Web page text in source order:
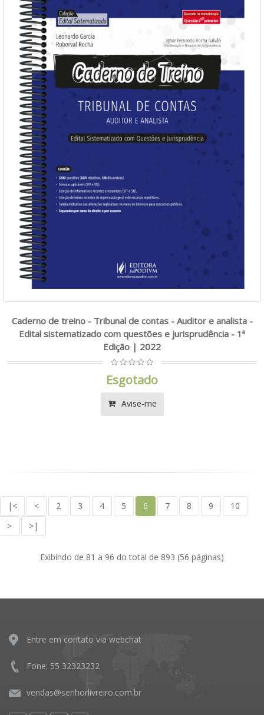
Caderno de treino - Tribunal de contas - Auditor e analista -
Edital sistematizado com questões e jurisprudência - 1ª
Edição | 2022
Esgotado
Avise-me
|< < 2 3 4 5 6 7 8 9
10
>
>|
Exibindo de 81 a 96 do total de 893 (56 páginas)
Entre em contato via webchat
Fone: 55 32323232
vendas@senhorlivreiro.com.br